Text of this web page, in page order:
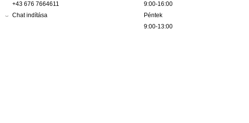
+43 676 7664611
Chat indítása
9:00-16:00
Péntek
9:00-13:00